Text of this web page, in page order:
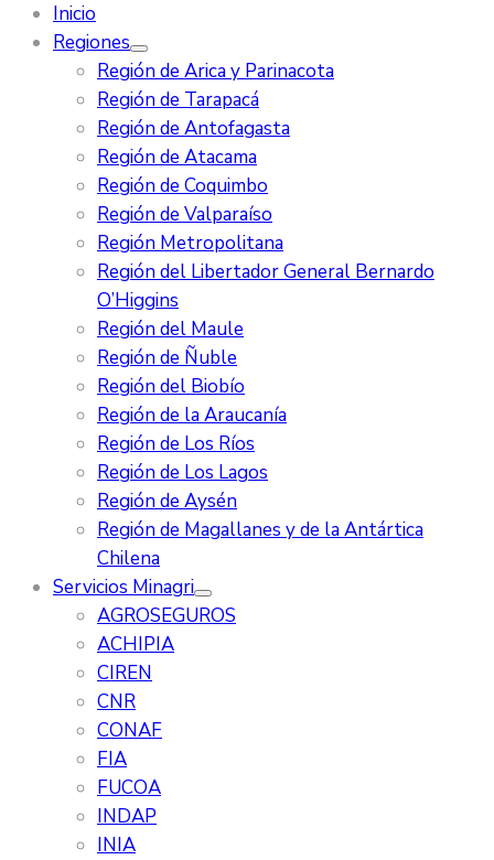
Inicio
Regiones
Región de Arica y Parinacota
Región de Tarapacá
Región de Antofagasta
Región de Atacama
Región de Coquimbo
Región de Valparaíso
Región Metropolitana
Región del Libertador General Bernardo
O’Higgins
Región del Maule
Región de Ñuble
Región del Biobío
Región de la Araucanía
Región de Los Ríos
Región de Los Lagos
Región de Aysén
Región de Magallanes y de la Antártica
Chilena
Servicios Minagri
AGROSEGUROS
ACHIPIA
CIREN
CNR
CONAF
FIA
FUCOA
INDAP
INIA